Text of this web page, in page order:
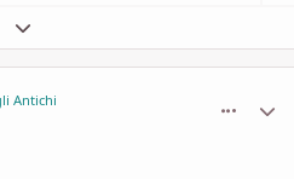
Espandi panoramica del topic
Antichi